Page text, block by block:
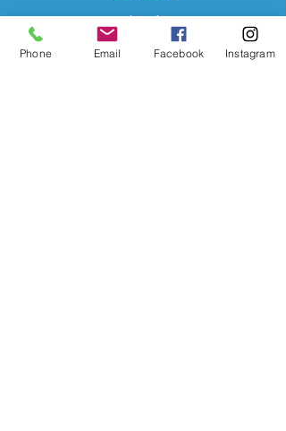
Tienda
Contacto
Phone Email Facebook Instagram